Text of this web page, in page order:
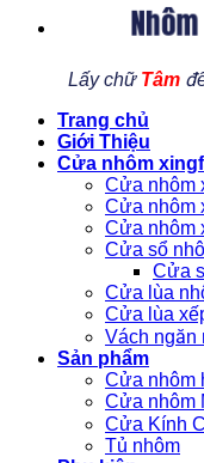
Lấy chữ Tâm
Trang chủ
Giới Thiệu
Cửa nhôm
Cửa nhôm
Cửa nhôm
Cửa nhôm
Cửa sổ
Cửa
Cửa lùa
Cửa lùa
Vách ngăn
Sản phẩm
Cửa nhôm
Cửa nhôm
Cửa Kính
Tủ nhôm